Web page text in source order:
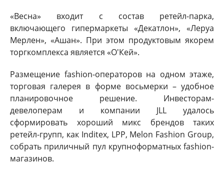
«Весна» входит с состав ретейл-парка,
включающего гипермаркеты «Декатлон», «Леруа
Мерлен», «Ашан». При этом продуктовым якорем
торгкомплекса является «О'Кей».
Размещение fashion-операторов на одном этаже,
торговая галерея в форме восьмерки – удобное
планировочное решение. Инвесторам-
девелоперам и компании JLL удалось
сформировать хороший микс брендов таких
ретейл-групп, как Inditex, LPP, Melon Fashion Group,
собрать приличный пул крупноформатных fashion-
магазинов.